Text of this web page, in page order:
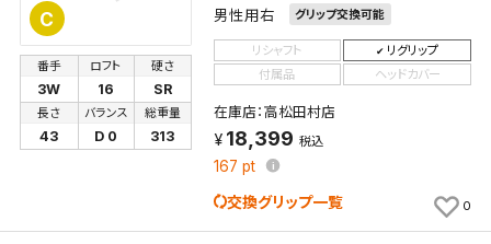
C 男性用右 グリップ交換可能
番手
3W
ロフト
16
硬さ
SR
長さ
43
バランス
D 0
総重量
313
リシャフト
リグリップ
付属品
ヘッドカバー
在庫店：高松田村店
18,399 税込
167 pt
交換グリップ一覧 0